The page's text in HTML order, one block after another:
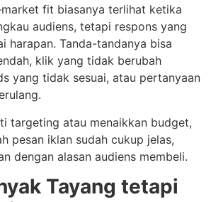
fit biasanya terlihat ketika
audiens, tetapi respons yang
harapan. Tanda-tandanya bisa
klik yang tidak berubah
yang tidak sesuai, atau pertanyaan
targeting atau menaikkan budget,
pesan iklan sudah cukup jelas,
dengan alasan audiens membeli.
Tayang tetapi